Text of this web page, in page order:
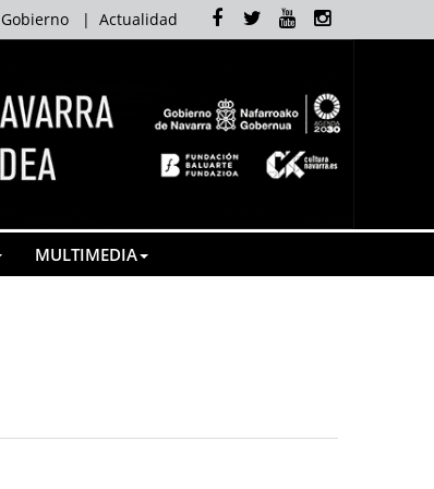
Facebook
TwitterYoutubeInstagram
Gobierno | Actualidad
MULTIMEDIA